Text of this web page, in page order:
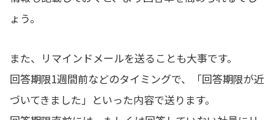
ょう。
また、リマインドメールを送ることも大事です。
回答期限1週間前などのタイミングで、「回答期限が近
づいてきました」といった内容で送ります。